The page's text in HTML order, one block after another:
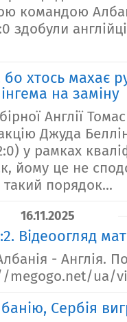
командою
здобули
хтось махає
на заміну
Англії
Джуда
у рамках
йому це не
порядок...
16.11.2025
Відеоогляд
- Англія.
megogo.net/ua/
Сербія